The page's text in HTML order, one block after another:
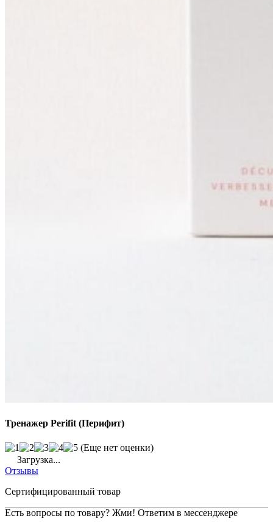
Тренажер Perifit (Перифит)
(Еще нет оценки)
Загрузка...
Отзывы
Сертифицированный товар
Есть вопросы по товару? Жми! Ответим в мессенджере